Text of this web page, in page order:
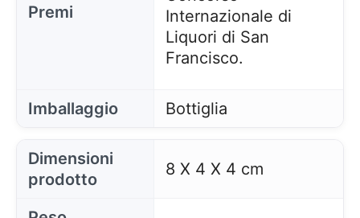
Premi
Internazionale di
Liquori di San
Francisco.
Imballaggio Bottiglia
Dimensioni
prodotto
8 X 4 X 4 cm